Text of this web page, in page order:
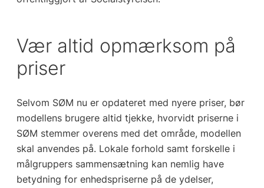
Vær altid opmærksom på
priser
Selvom SØM nu er opdateret med nyere priser, bør
modellens brugere altid tjekke, hvorvidt priserne i
SØM stemmer overens med det område, modellen
skal anvendes på. Lokale forhold samt forskelle i
målgruppers sammensætning kan nemlig have
betydning for enhedspriserne på de ydelser,